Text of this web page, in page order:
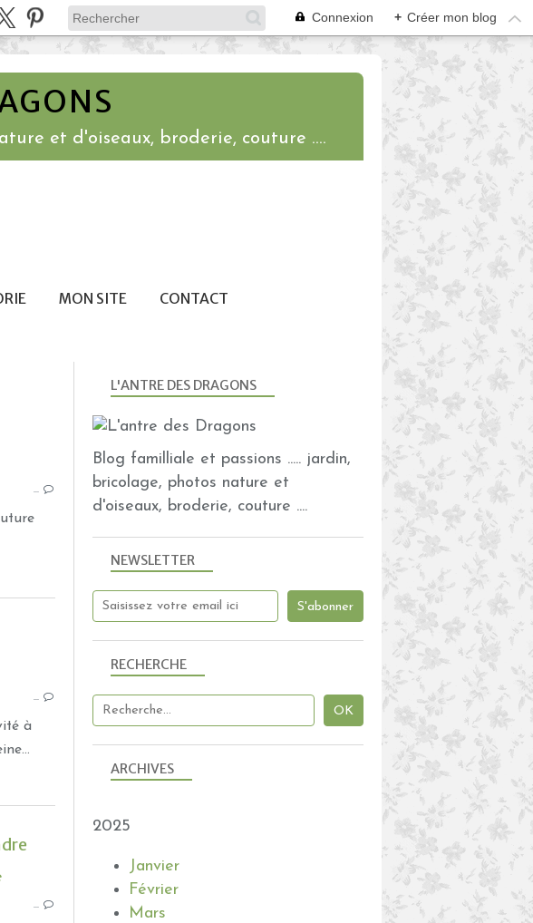
Connexion + Créer mon blog
et d'oiseaux, broderie, couture ....
MON SITE CONTACT
NORMANDIE
MÉLI MÉLO DE NOUVELLES
DÉCOUVERTES
…
NORMANDIE
MÉLI MÉLO DE NOUVELLES
…
à
…
NEWSLETTER
RECHERCHE
L'ANTRE DES DRAGONS
Blog familliale et passions ..... jardin,
bricolage, photos nature et
d'oiseaux, broderie, couture ....
ARCHIVES
2025
Janvier
Février
Mars